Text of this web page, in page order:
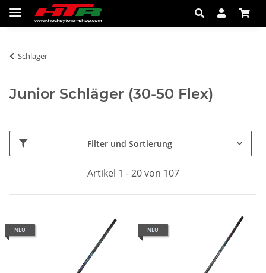
Schläger
Junior Schläger (30-50 Flex)
Filter und Sortierung
Artikel 1 - 20 von 107
NEU NEU